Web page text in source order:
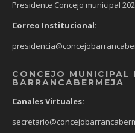
Presidente Concejo municipal
Correo Institucional:
CONCEJO MUNICIPAL
BARRANCABERMEJA
Canales Virtuales: